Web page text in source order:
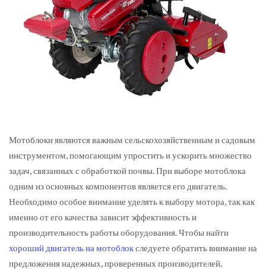
Мотоблоки являются важным сельскохозяйственным и садовым
инструментом, помогающим упростить и ускорить множество
задач, связанных с обработкой почвы.При выборе мотоблока
одним из основных компонентов является его двигатель.
Необходимо особое внимание уделять к выбору мотора, так как
именно от его качества зависит эффективность и
производительность работы оборудования. Чтобы найти
хороший двигатель на мотоблокследуете обратить внимание на
предложения надежных, проверенных производителей.